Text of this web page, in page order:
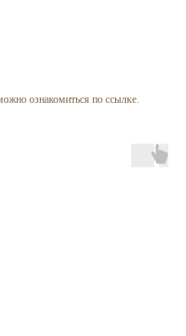
ознакомиться по ссылке.